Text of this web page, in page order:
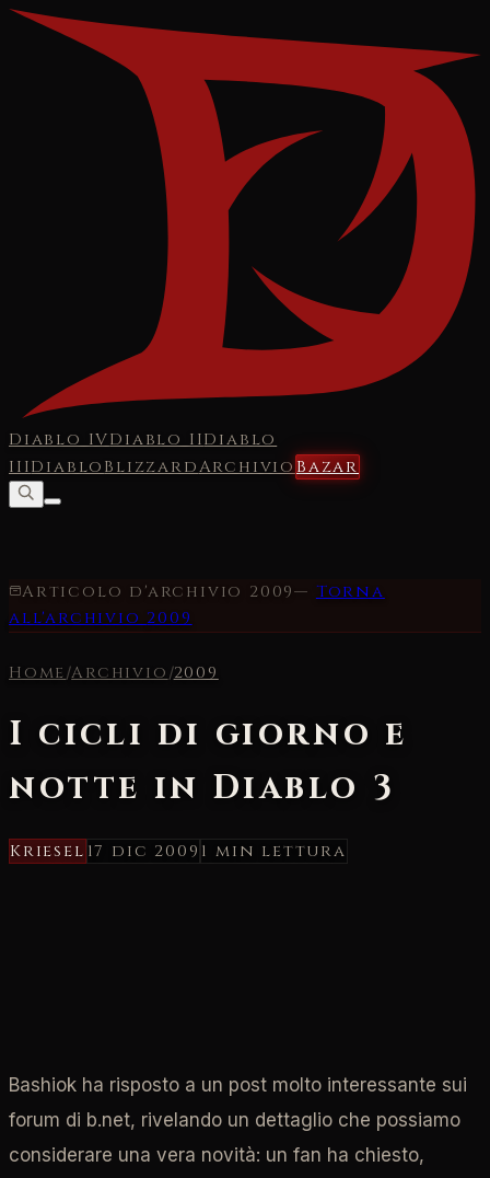
Diablo IVDiablo IIDiablo
IIIDiabloBlizzardArchivioBazar
Articolo d'archivio 2009—Torna
all'archivio2009
Home/Archivio/2009
I cicli di giorno e
notte in Diablo 3
Kriesel 17 dic 2009 1 min lettura
Bashiok ha risposto a un post molto interessante sui
forum di b.net, rivelando un dettaglio che possiamo
considerare una vera novità: un fan ha chiesto,